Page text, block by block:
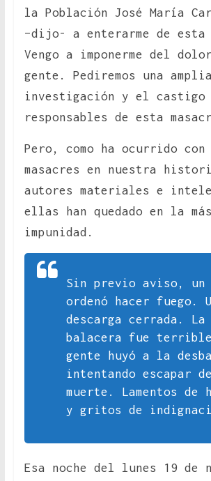
la Población José María
–dijo- a enterarme de esta
Vengo a imponerme del
gente. Pediremos una amplia
investigación y el castigo
responsables de esta
Pero, como ha ocurrido
masacres en nuestra
autores materiales e
ellas han quedado en la
impunidad.
Sin previo aviso,
ordenó hacer fuego.
descarga cerrada. La
balacera fue
gente huyó a la
intentando escapar
muerte. Lamentos de
y gritos de
Esa noche del lunes 19 de